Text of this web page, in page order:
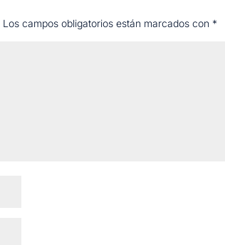
Los campos obligatorios están marcados con *